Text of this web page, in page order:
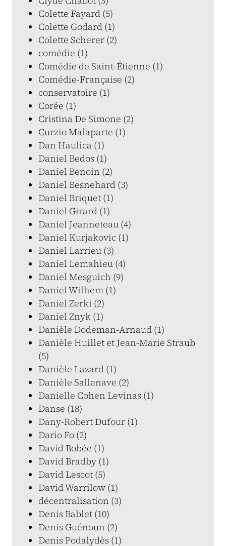
Colette Fayard (5)
Colette Godard (1)
Colette Scherer (2)
comédie (1)
Comédie de Saint-Étienne (1)
Comédie-Française (2)
conservatoire (1)
Corée (1)
Cristina De Simone (2)
Curzio Malaparte (1)
Dan Haulica (1)
Daniel Bedos (1)
Daniel Benoin (2)
Daniel Besnehard (3)
Daniel Briquet (1)
Daniel Girard (1)
Daniel Jeanneteau (4)
Daniel Kurjakovic (1)
Daniel Larrieu (3)
Daniel Lemahieu (4)
Daniel Mesguich (9)
Daniel Wilhem (1)
Daniel Zerki (2)
Daniel Znyk (1)
Danièle Dodeman-Arnaud (1)
Danièle Huillet et Jean-Marie Straub
(5)
Danièle Lazard (1)
Danièle Sallenave (2)
Danielle Cohen Levinas (1)
Danse (18)
Dany-Robert Dufour (1)
Dario Fo (2)
David Bobée (1)
David Bradby (1)
David Lescot (5)
David Warrilow (1)
décentralisation (3)
Denis Bablet (10)
Denis Guénoun (2)
Denis Podalydès (1)